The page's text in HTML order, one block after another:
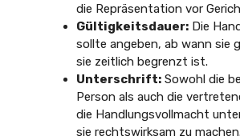
die Repräsentation vor
Gültigkeitsdauer: Die
sollte angeben, ab wann sie
sie zeitlich begrenzt ist.
Unterschrift: Sowohl die
Person als auch die
die Handlungsvollmacht
sie rechtswirksam zu machen.